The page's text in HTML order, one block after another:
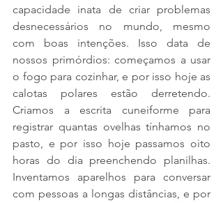
capacidade inata de criar problemas
desnecessários no mundo, mesmo
com boas intenções. Isso data de
nossos primórdios: começamos a usar
o fogo para cozinhar, e por isso hoje as
calotas polares estão derretendo.
Criamos a escrita cuneiforme para
registrar quantas ovelhas tínhamos no
pasto, e por isso hoje passamos oito
horas do dia preenchendo planilhas.
Inventamos aparelhos para conversar
com pessoas a longas distâncias, e por